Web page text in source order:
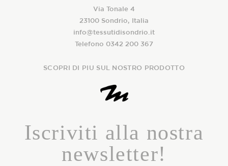
Via Tonale 4
23100 Sondrio, Italia
info@tessutidisondrio.it
Telefono 0342 200 367
SCOPRI DI PIU SUL NOSTRO PRODOTTO
Iscriviti alla nostra
newsletter!